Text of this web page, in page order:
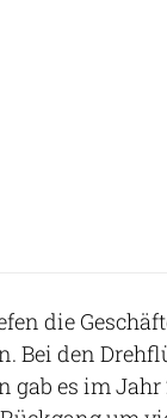
die
Bei den
gab es im